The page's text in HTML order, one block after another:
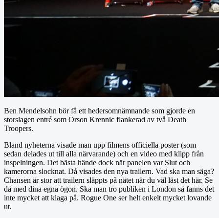
Ben Mendelsohn bör få ett hedersomnämnande som gjorde en
storslagen entré som Orson Krennic flankerad av två Death
Troopers.
Bland nyheterna visade man upp filmens officiella poster (som
sedan delades ut till alla närvarande) och en video med klipp från
inspelningen. Det bästa hände dock när panelen var Slut och
kamerorna slocknat. Då visades den nya trailern. Vad ska man säga?
Chansen är stor att trailern släppts på nätet när du väl läst det här. Se
då med dina egna ögon. Ska man tro publiken i London så fanns det
inte mycket att klaga på. Rogue One ser helt enkelt mycket lovande
ut.